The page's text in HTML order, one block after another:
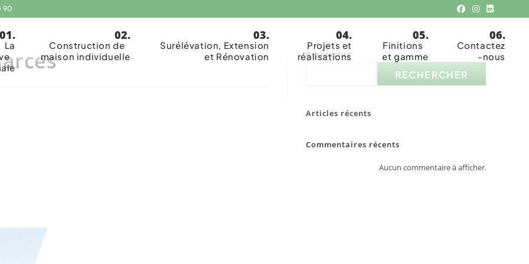
90
La
Construction de
maison individuelle
Surélévation, Extension
et Rénovation
Projets et
réalisations
Finitions
et gamme
Contactez
-nous
Rechercher
RECHERCHER
Articles récents
Commentaires récents
Aucun commentaire à afficher.